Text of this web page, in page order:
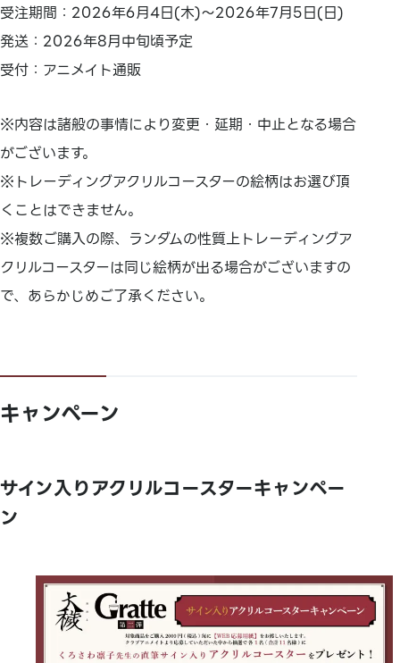
受注期間：2026年6月4日(木)～2026年7月5日(日)
発送：2026年8月中旬頃予定
受付：アニメイト通販
※内容は諸般の事情により変更・延期・中止となる場合
がございます。
※トレーディングアクリルコースターの絵柄はお選び頂
くことはできません。
※複数ご購入の際、ランダムの性質上トレーディングア
クリルコースターは同じ絵柄が出る場合がございますの
で、あらかじめご了承ください。
キャンペーン
サイン入りアクリルコースターキャンペー
ン